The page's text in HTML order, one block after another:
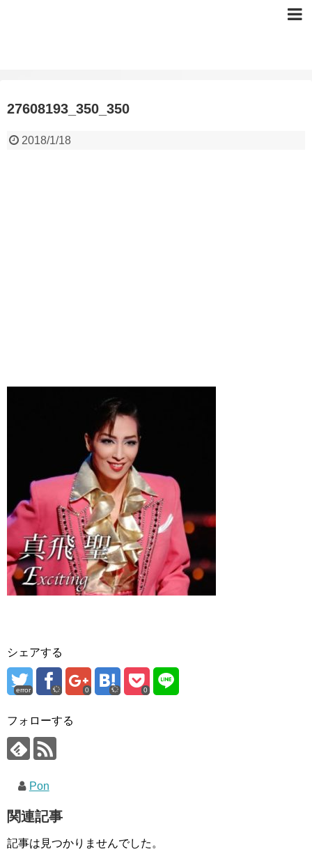
27608193_350_350
2018/1/18
シェアする
error 0 0
フォローする
Pon
関連記事
記事は見つかりませんでした。